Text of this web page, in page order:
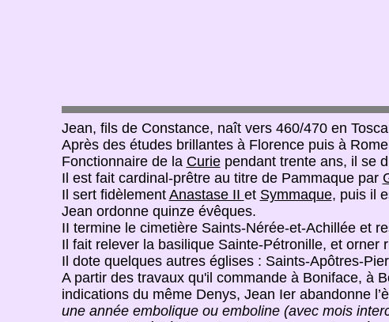
Jean, fils de Constance, naît vers 460/470 en
Après des études brillantes à Florence puis à
Fonctionnaire de la Curiependant trente ans, il se
Il est fait cardinal-prêtre au titre de Pammaque par
Il sert fidèlement Anastase II et Symmaque, puis il
Jean ordonne quinze évêques.
II termine le cimetière Saints-Nérée-et-Achillée et
Il fait relever la basilique Sainte-Pétronille, et
Il dote quelques autres églises : Saints-Apôtres-
A partir des travaux qu'il commande à Boniface, à
indications du même Denys, Jean Ier abandonne
une année embolique ou emboline (avec mois